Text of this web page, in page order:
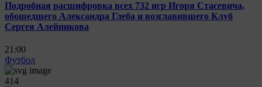
Подробная расшифровка всех 732 игр Игоря Стасевича,
обошедшего Александра Глеба и возглавившего Клуб
Сергея Алейникова
21:00
Футбол
414